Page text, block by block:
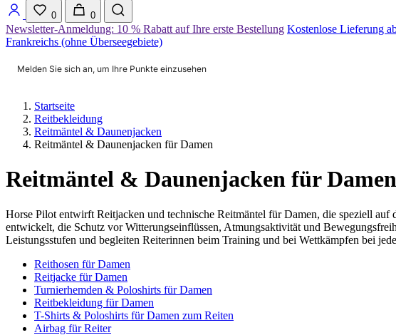
0 0
Newsletter-Anmeldung: 10 % Rabatt auf Ihre erste Bestellung Kostenlose Lieferung
Frankreichs (ohne Überseegebiete)
Melden Sie sich an, um Ihre Punkte einzusehen
Startseite
Reitbekleidung
Reitmäntel & Daunenjacken
Reitmäntel & Daunenjacken für Damen
Reitmäntel & Daunenjacken für Damen
Horse Pilot entwirft Reitjacken und technische Reitmäntel für Damen, die speziell
entwickelt, die Schutz vor Witterungseinflüssen, Atmungsaktivität und
Leistungsstufen und begleiten Reiterinnen beim Training und bei Wettkämpfen bei
Reithosen für Damen
Reitjacke für Damen
Turnierhemden & Poloshirts für Damen
Reitbekleidung für Damen
T-Shirts & Poloshirts für Damen zum Reiten
Airbag für Reiter